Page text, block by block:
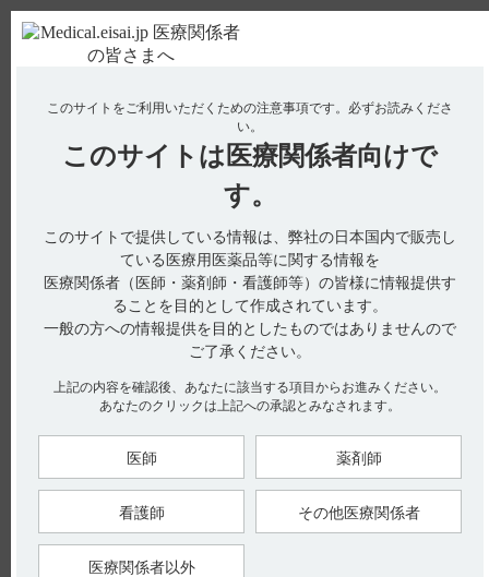
使用期限検索 Drug Information
No : 2919
【ケイツーカプセル】 作用機序について教えて
電子添文には、作用機序に関する以下の記載があります。
18．薬効薬理
18．1作用機序（引用1）
ビタミンK
（以下K ）は、血液凝固因子（プロトロンビン、
活性を有するγ－カルボキシグルタミン酸に変換する際のカル
ボキシル化反応に関与する。
すなわちK は、正常プロトロンビン等の肝での合成を促進し、
生体の止血機構を賦活して生理的に止血作用を発現する。（引
用2）
【引用】
このサイトをご利用いただくための注意事項です。 必ずお読みくださ
い。
このサイトは 医療関係者向けで
す。
このサイトで提供している情報は、弊社の日本国内で販売し
ている医療用医薬品等に関する情報を
医療関係者（医師・薬剤師・看護師等）の皆様に情報提供す
ることを目的として作成されています。
一般の方への情報提供を目的としたものではありませんので
ご了承ください。
上記の内容を確認後、あなたに該当する項目からお進みください。
あなたのクリックは上記への承認とみなされます。
医師 薬剤師
看護師 その他医療関係者
医療関係者以外